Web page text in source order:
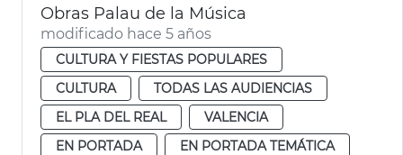
Obras Palau de la Música
modificado hace 5 años
CULTURA Y FIESTAS POPULARES
CULTURA
TODAS LAS AUDIENCIAS
EL PLA DEL REAL
VALENCIA
EN PORTADA
EN PORTADA TEMÁTICA